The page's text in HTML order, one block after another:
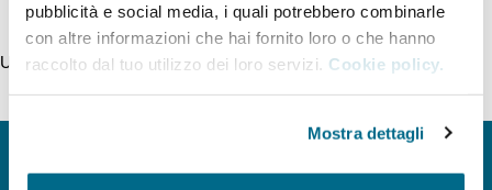
pubblicità e social media, i quali potrebbero combinarle
con altre informazioni che hai fornito loro o che hanno
raccolto dal tuo utilizzo dei loro servizi. Cookie policy.
Mostra dettagli
Ultimo aggiornamento della pagina 18/06/2026